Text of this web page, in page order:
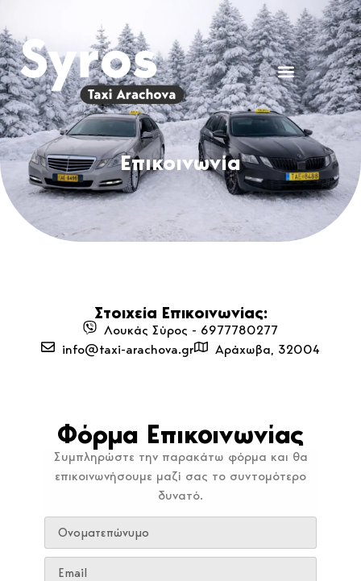
Επικοινωνία
Στοιχεία Επικοινωνίας:
Λουκάς Σύρος - 6977780277
info@taxi-arachova.gr
Αράχωβα, 32004
Φόρμα Επικοινωνίας
Συμπληρώστε την παρακάτω φόρμα και θα
επικοινωνήσουμε μαζί σας το συντομότερο
δυνατό.